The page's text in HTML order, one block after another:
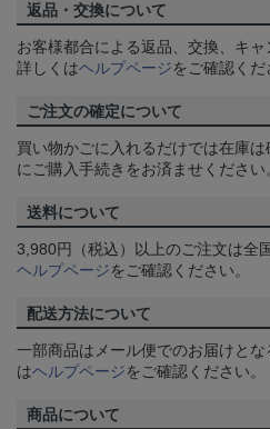
返品・交換について
お客様都合による返品、交換、キャ
詳しくはヘルプページをご確認くだ
ご注文の確定について
買い物かごに入れるだけでは在庫
にご購入手続きをお済ませください
送料について
3,980円（税込）以上のご注文は全
ヘルプページをご確認ください。
配送方法について
一部商品はメール便でのお届けとな
はヘルプページをご確認ください。
商品について